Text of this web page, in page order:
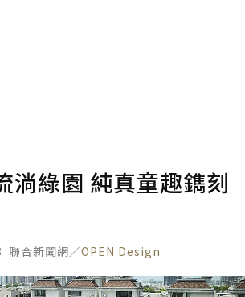
淌綠園 純真童趣鐫刻
聯合新聞網／OPEN Design